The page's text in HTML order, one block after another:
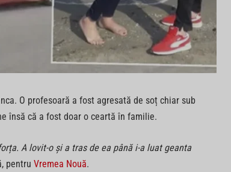
O profesoară a fost agresată de soț chiar sub
însă că a fost doar o ceartă în familie.
A lovit-o și a tras de ea până i-a luat geanta
pentru Vremea Nouă.